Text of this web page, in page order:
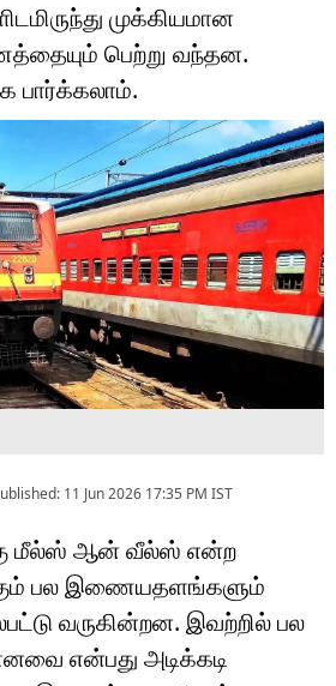
முக்கியமான
பெற்று வந்தன.
பார்க்கலாம்.
11 Jun 2026 17:35 PM IST
மீல்ஸ் ஆன் வீல்ஸ் என்ற
பல இணையதளங்களும்
வருகின்றன. இவற்றில் பல
என்பது அடிக்கடி